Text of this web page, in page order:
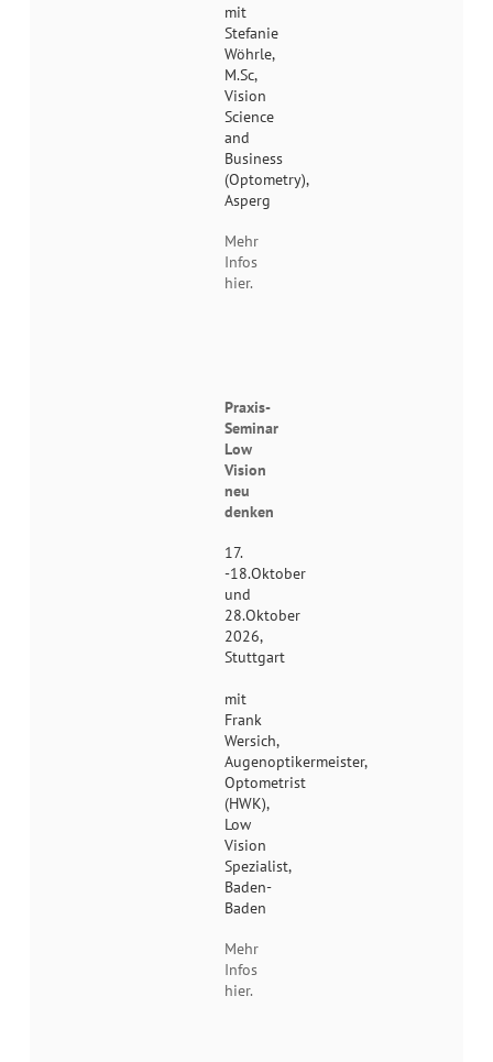
mit
Stefanie
Wöhrle,
M.Sc,
Vision
Science
and
Business
(Optometry),
Asperg
Mehr
Infos
hier.
Praxis-
Seminar
Low
Vision
neu
denken
17.
-18.Oktober
und
28.Oktober
2026,
Stuttgart
mit
Frank
Wersich,
Augenoptikermeister,
Optometrist
(HWK),
Low
Vision
Spezialist,
Baden-
Baden
Mehr
Infos
hier.